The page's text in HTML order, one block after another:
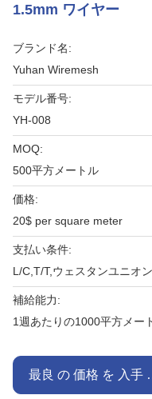
1.5mm ワイヤー
ブランド名:
Yuhan Wiremesh
モデル番号:
YH-008
MOQ:
500平方メートル
価格:
20$ per square meter
支払い条件:
L/C,T/T,ウェスタンユニオン
補給能力:
1週あたりの1000平方メー
最良 の 価格 を 入手